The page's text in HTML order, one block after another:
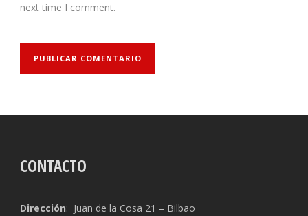
next time I comment.
CONTACTO
Dirección: Juan de la Cosa 21 – Bilbao